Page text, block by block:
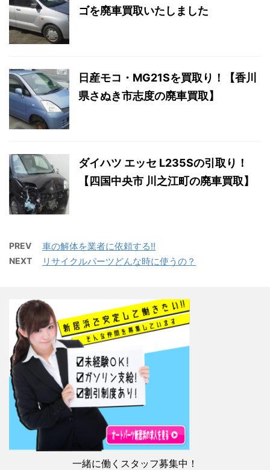
ゴを廃車買取いたしました
日産モコ・MG21Sを買取り！【香川
県さぬき市志度の廃車買取】
ダイハツ エッセ L235Sの引取り！
【四国中央市 川之江町の廃車買取】
PREV 車の解体を業者に依頼する!!
NEXT リサイクルパーツどんな時に使うの？
一緒に働くスタッフ募集中！